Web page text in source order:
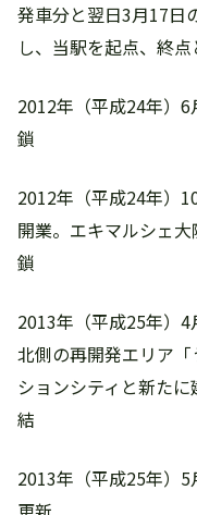
発車分と翌日3月17日
し、当駅を起点、終
2012年（平成24年）
鎖
2012年（平成24年）
開業。エキマルシェ
鎖
2013年（平成25年）
北側の再開発エリア
ションシティと新た
結
2013年（平成25年）